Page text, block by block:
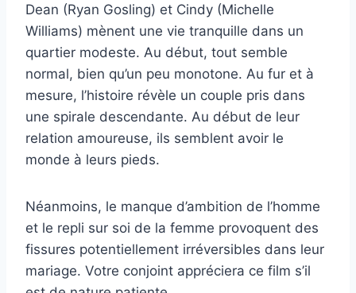
Dean (Ryan Gosling) et Cindy (Michelle
Williams) mènent une vie tranquille dans un
quartier modeste. Au début, tout semble
normal, bien qu’un peu monotone. Au fur et à
mesure, l’histoire révèle un couple pris dans
une spirale descendante. Au début de leur
relation amoureuse, ils semblent avoir le
monde à leurs pieds.
Néanmoins, le manque d’ambition de l’homme
et le repli sur soi de la femme provoquent des
fissures potentiellement irréversibles dans leur
mariage. Votre conjoint appréciera ce film s’il